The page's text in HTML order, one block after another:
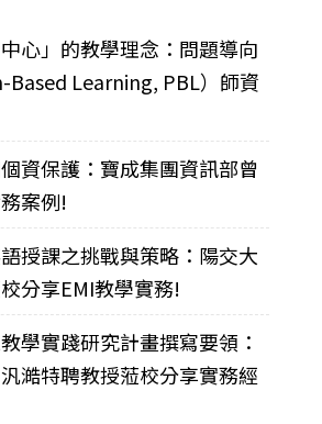
中心」的教學理念：問題導向
Learning, PBL）師資
資保護：寶成集團資訊部曾
案例!
授課之挑戰與策略：陽交大
分享EMI教學實務!
學實踐研究計畫撰寫要領：
澔特聘教授蒞校分享實務經